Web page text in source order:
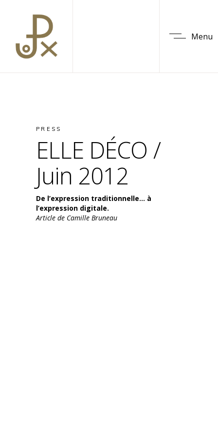
Menu
PRESS
ELLE DÉCO /
Juin 2012
De l’expression traditionnelle… à
l’expression digitale.
Article de Camille Bruneau